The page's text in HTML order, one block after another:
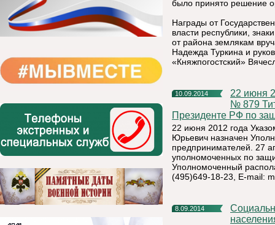
было принято решение
Награды от
власти республики,
от района землякам
Надежда Туркина и
«Княжпогостский»
10.09.2014
22 июня 2012 года Указом Президента Российской Федерации
№ 879
Президенте РФ по
22 июня 2012 года
Юрьевич назначен
предпринимателей. 27
уполномоченных по
Уполномоченный
(495)649-18-23, E-mail:
8.09.2014
Социально-демографическое обследование (микроперепись